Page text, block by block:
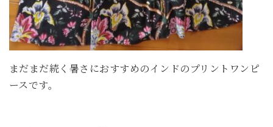
まだまだ続く暑さにおすすめのインドのプリントワンピ
ースです。